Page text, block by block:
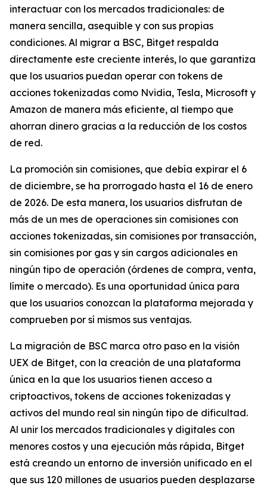
interactuar con los mercados tradicionales: de
manera sencilla, asequible y con sus propias
condiciones. Al migrar a BSC, Bitget respalda
directamente este creciente interés, lo que garantiza
que los usuarios puedan operar con tokens de
acciones tokenizadas como Nvidia, Tesla, Microsoft y
Amazon de manera más eficiente, al tiempo que
ahorran dinero gracias a la reducción de los costos
de red.
La promoción sin comisiones, que debía expirar el 6
de diciembre, se ha prorrogado hasta el 16 de enero
de 2026. De esta manera, los usuarios disfrutan de
más de un mes de operaciones sin comisiones con
acciones tokenizadas, sin comisiones por transacción,
sin comisiones por gas y sin cargos adicionales en
ningún tipo de operación (órdenes de compra, venta,
límite o mercado). Es una oportunidad única para
que los usuarios conozcan la plataforma mejorada y
comprueben por sí mismos sus ventajas.
La migración de BSC marca otro paso en la visión
UEX de Bitget, con la creación de una plataforma
única en la que los usuarios tienen acceso a
criptoactivos, tokens de acciones tokenizadas y
activos del mundo real sin ningún tipo de dificultad.
Al unir los mercados tradicionales y digitales con
menores costos y una ejecución más rápida, Bitget
está creando un entorno de inversión unificado en el
que sus 120 millones de usuarios pueden desplazarse